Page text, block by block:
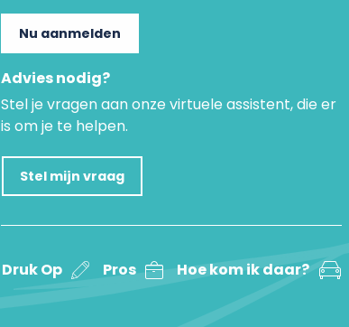
Nu aanmelden
Advies nodig?
Stel je vragen aan onze virtuele assistent, die er
is om je te helpen.
Stel mijn vraag
Druk Op Pros Hoe kom ik daar?